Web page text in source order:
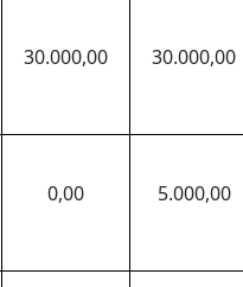
30.000,00 30.000,00
0,00 5.000,00